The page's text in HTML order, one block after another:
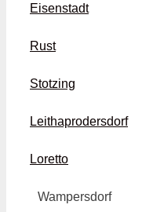
Eisenstadt
Rust
Stotzing
Leithaprodersdorf
Loretto
Wampersdorf